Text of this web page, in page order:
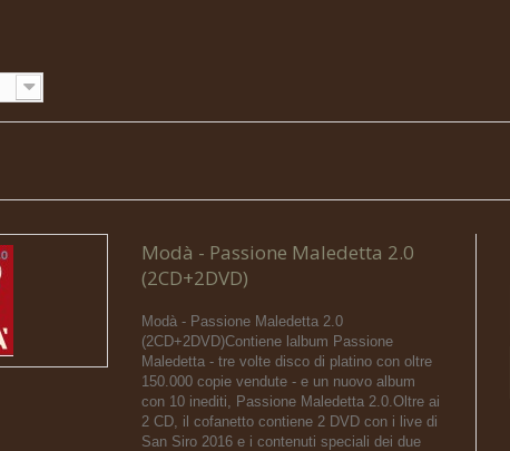
Modà - Passione Maledetta 2.0
(2CD+2DVD)
Modà - Passione Maledetta 2.0
(2CD+2DVD)Contiene lalbum Passione
Maledetta - tre volte disco di platino con oltre
150.000 copie vendute - e un nuovo album
con 10 inediti, Passione Maledetta 2.0.Oltre ai
2 CD, il cofanetto contiene 2 DVD con i live di
San Siro 2016 e i contenuti speciali dei due